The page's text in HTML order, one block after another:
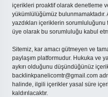
içerikleri proaktif olarak denetleme
yükümlülüğümüz bulunmamaktadır.
yazdıkları içeriklerin sorumluluğunu
üye olarak bu sorumluluğu kabul
Sitemiz, kar amacı gütmeyen ve
paylaşım platformudur. Hukuka ve
aykırı olduğunu düşündüğünüz
backlinkpanelicomtr@gmail.com
halinde, ilgili içerikler yasal süre
kaldırılacaktır.